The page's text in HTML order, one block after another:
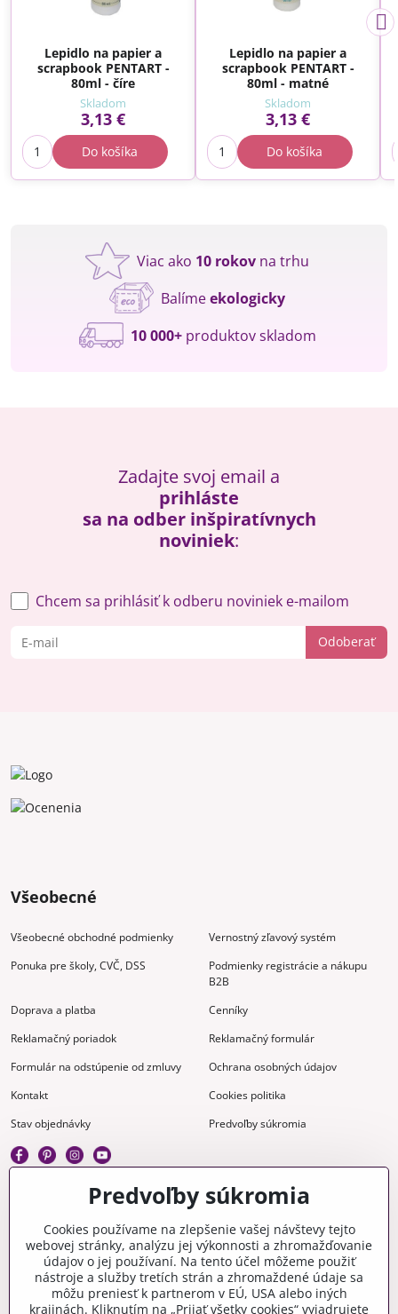
Lepidlo na papier a
scrapbook PENTART -
80ml - číre
Skladom
3,13 €
Do košíka
Lepidlo na papier a
scrapbook PENTART -
80ml - matné
Skladom
3,13 €
Do košíka
Viac ako 10 rokov na trhu
Balímeekologicky
10 000+produktov skladom
Zadajte svoj email a
prihláste
sa na odber inšpiratívnych
noviniek:
Odoberať
Chcem sa prihlásiť k odberu noviniek e-mailom
Všeobecné
Všeobecné obchodné podmienky
Vernostný zľavový systém
Ponuka pre školy, CVČ, DSS
Podmienky registrácie a nákupu
B2B
Doprava a platba
Cenníky
Reklamačný poriadok
Reklamačný formulár
Formulár na odstúpenie od zmluvy
Ochrana osobných údajov
Kontakt
Cookies politika
Stav objednávky
Predvoľby súkromia
Gravírovanie
Materiály na stiahnutie
Videonávody
Blog
Predvoľby súkromia
Cookies používame na zlepšenie vašej návštevy tejto
webovej stránky, analýzu jej výkonnosti a zhromažďovanie
údajov o jej používaní. Na tento účel môžeme použiť
nástroje a služby tretích strán a zhromaždené údaje sa
môžu preniesť k partnerom v EÚ, USA alebo iných
krajinách. Kliknutím na „Prijať všetky cookies“ vyjadrujete